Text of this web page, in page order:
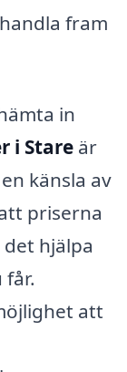
fram
in
i Stare är
känsla av
priserna
hjälpa
att